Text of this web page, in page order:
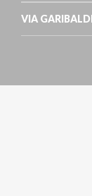
VIA